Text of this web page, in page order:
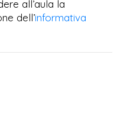
all’aula la
dell’informativa